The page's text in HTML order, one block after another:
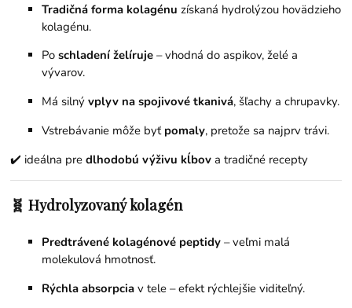
Tradičná forma kolagénu získaná hydrolýzou hovädzieho
kolagénu.
Poschladení želíruje – vhodná do aspikov, želé a
vývarov.
Má silnývplyv na spojivové tkanivá, šľachy a chrupavky.
Vstrebávanie môže byť pomaly, pretože sa najprv trávi.
✔️ ideálna predlhodobú výživu kĺbov a tradičné recepty
🧬 Hydrolyzovaný kolagén
Predtrávené kolagénové peptidy – veľmi malá
molekulová hmotnosť.
Rýchla absorpcia v tele – efekt rýchlejšie viditeľný.